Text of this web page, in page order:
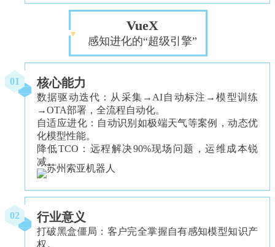
VueX
感知进化的“超级引擎”
01 核心能力
数据驱动迭代：从采集→AI自动标注→模型训练
→OTA部署，全流程自动化。
自适应进化：自动识别如极端天气等案例，动态优
化模型性能。
降低TCO：远程解决90%现场问题，运维成本锐
减。
02 行业意义
打破黑盒僵局：客户完全掌握自有感知模型知识产
权。